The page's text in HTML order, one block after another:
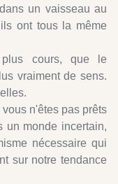
un vaisseau au
ont tous la même
cours, que le
vraiment de sens.
n'êtes pas prêts
un monde incertain,
nécessaire qui
sur notre tendance